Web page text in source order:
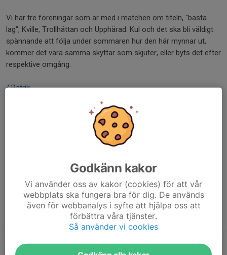
Vi har tre föreningar som är med i matchen om titeln, "bästa
lag", Kville, Trollhättan och Upphärad. Kul och det ska bli väldigt
spännande att följa under sommaren hur den här mynnar ut,
kommer det vara samma skyttar som skjuter, eller byts det efter
respektive omgång.
/Patrik
In och kika på resultatenhär.
Tidigare nyheter
Sport-SM Västerås
29 jul, 19:02 0
Två lag vidare i Korthållscupen
Godkänn kakor
Vi använder oss av kakor (cookies) för att vår
webbplats ska fungera bra för dig. De används
även för webbanalys i syfte att hjälpa oss att
förbättra våra tjänster.
Så använder vi cookies